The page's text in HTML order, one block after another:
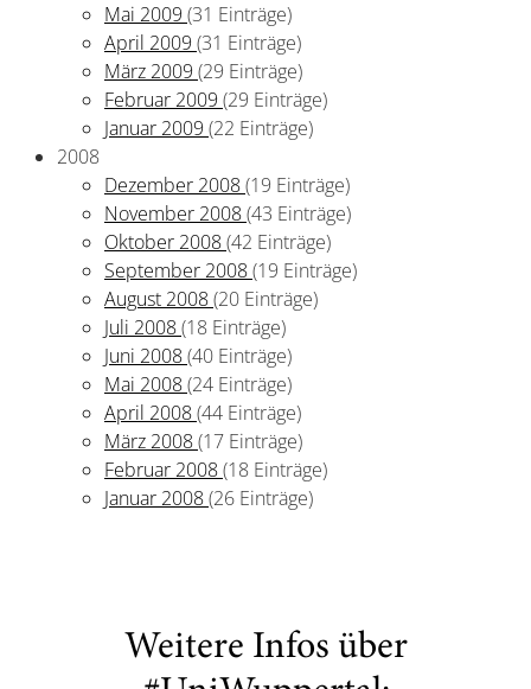
Mai 2009 (31 Einträge)
April 2009 (31 Einträge)
März 2009 (29 Einträge)
Februar 2009 (29 Einträge)
Januar 2009 (22 Einträge)
2008
Dezember 2008(19 Einträge)
November 2008(43 Einträge)
Oktober 2008(42 Einträge)
September 2008(19 Einträge)
August 2008(20 Einträge)
Juli 2008(18 Einträge)
Juni 2008(40 Einträge)
Mai 2008(24 Einträge)
April 2008(44 Einträge)
März 2008(17 Einträge)
Februar 2008(18 Einträge)
Januar 2008(26 Einträge)
Weitere Infos über